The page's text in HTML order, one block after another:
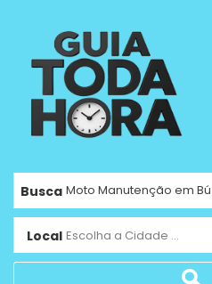
Busca
Local Escolha a Cidade ...